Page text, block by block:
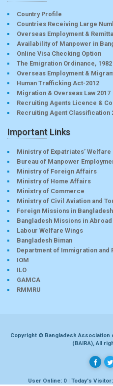
Country Profile
Countries Receiving Large
Overseas Employment &
Availability of Manpower in
Online Visa Checking Option
The Emigration Ordinance, 1982
Overseas Employment &
Human Trafficking Act-2012
Migration & Overseas Law 2017
Recruiting Agents Licence &
Recruiting Agent Classification
Important Links
Ministry of Expatriates’
Bureau of Manpower
Ministry of Foreign Affairs
Ministry of Home Affairs
Ministry of Commerce
Ministry of Civil Aviation and
Foreign Missions in Bangladesh
Bangladesh Missions in Abroad
Labour Welfare Wings
Bangladesh Biman
Department of Immigration and
IOM
ILO
GAMCA
RMMRU
Copyright © Bangladesh
(BAIRA), All
User Online: 0 | Today's